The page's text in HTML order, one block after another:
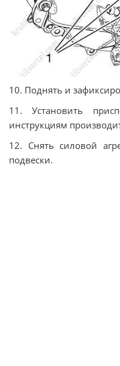
10. Поднять и
11. Установить
инструкциям
12. Снять силовой
подвески.